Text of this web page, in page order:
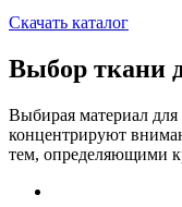
Скачать каталог
Выбор ткани
Выбирая материал
концентрируют
тем, определяющими